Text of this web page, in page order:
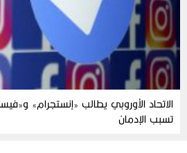
الاتحاد الأوروبي يطالب «إنستجرام»
تسبب الإدمان